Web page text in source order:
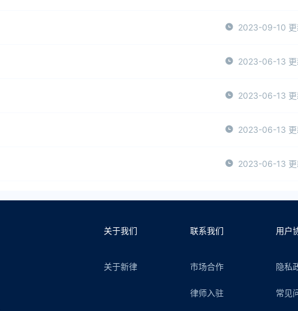
2023-09-10 更
2023-06-13 更
2023-06-13 更
2023-06-13 更
2023-06-13 更
关于我们
关于新律
联系我们
市场合作
律师入驻
用户
隐私
常见